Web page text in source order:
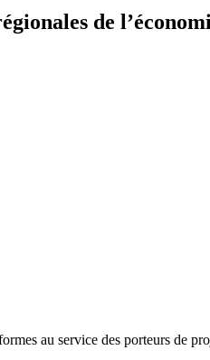
de
au service des porteurs de